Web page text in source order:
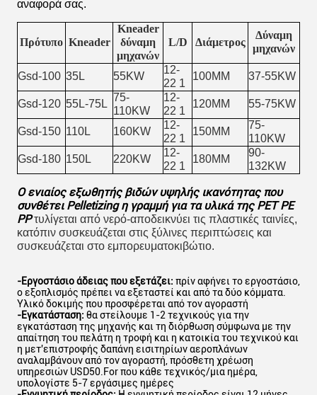
αναφορά σας.
Πρότυπο Kneader
Kneader
δύναμη
μηχανών
L/D Διάμετρος
Δύναμη
μηχανών
Gsd-100 35L 55KW
12-
22 1
100MM 37-55KW
Gsd-120 55L-75L
75-
110KW
12-
22 1
120MM 55-75KW
Gsd-150 110L 160KW
12-
22 1
150MM
75-
110KW
Gsd-180 150L 220KW
12-
22 1
180MM
90-
132KW
Ο ενιαίος εξωθητής βιδών υψηλής ικανότητας που
συνθέτει Pelletizing η γραμμή για τα υλικά της PET PE
PP τυλίγεται από νερό-αποδεικνύει τις πλαστικές ταινίες,
κατόπιν συσκευάζεται στις ξύλινες περιπτώσεις και
συσκευάζεται στο εμπορευματοκιβώτιο.
-Εργοστάσιο άδειας που εξετάζει: πρίν αφήνει το εργοστάσιο,
ο εξοπλισμός πρέπει να εξεταστεί και από τα δύο κόμματα.
Υλικό δοκιμής που προσφέρεται από τον αγοραστή
-Εγκατάσταση: θα στείλουμε 1-2 τεχνικούς για την
εγκατάσταση της μηχανής και τη διόρθωση σύμφωνα με την
απαίτηση του πελάτη η τροφή και η κατοικία του τεχνικού και
η μετ'επιστροφής δαπάνη εισιτηρίων αεροπλάνων
αναλαμβάνουν από τον αγοραστή, πρόσθετη χρέωση
υπηρεσιών USD50.For που κάθε τεχνικός/μια ημέρα,
υπολογίστε 5-7 εργάσιμες ημέρες